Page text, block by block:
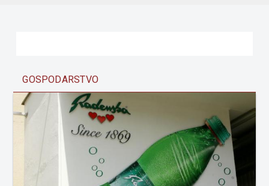
GOSPODARSTVO